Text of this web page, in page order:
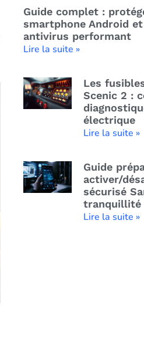
Guide complet :
smartphone Android
antivirus performant
Lire la suite »
Les
Scenic 2 :
électrique
Lire la suite »
Guide
activer/
sécurisé
tranquillité
Lire la suite »